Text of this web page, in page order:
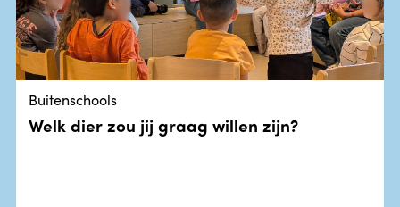
Buitenschools
Welk dier zou jij graag willen zijn?